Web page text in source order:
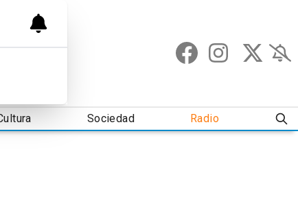
Sociedad Radio